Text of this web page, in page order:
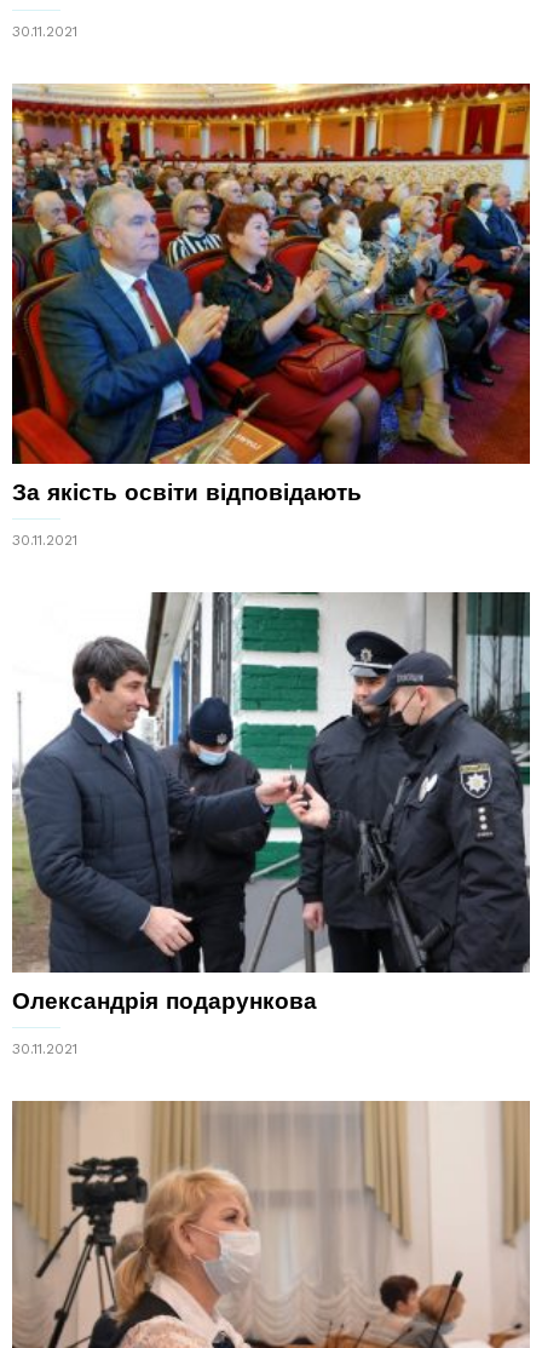
30.11.2021
За якість освіти відповідають
30.11.2021
Олександрія подарункова
30.11.2021